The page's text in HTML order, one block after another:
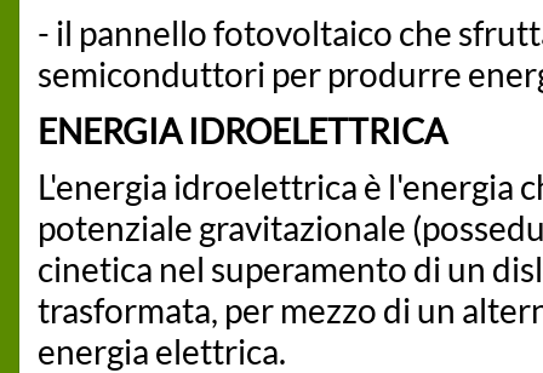
- il pannello fotovoltaico che
semiconduttori per produrre
ENERGIA IDROELETTRICA
L'energia idroelettrica è l'energia
potenziale gravitazionale
cinetica nel superamento di un
trasformata, per mezzo di un
energia elettrica.